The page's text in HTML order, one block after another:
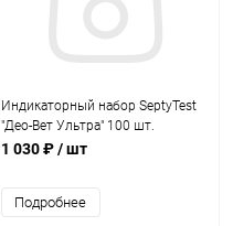
Индикаторный набор SeptyTest
"Део-Вет Ультра" 100 шт.
1 030 ₽/ шт
Подробнее